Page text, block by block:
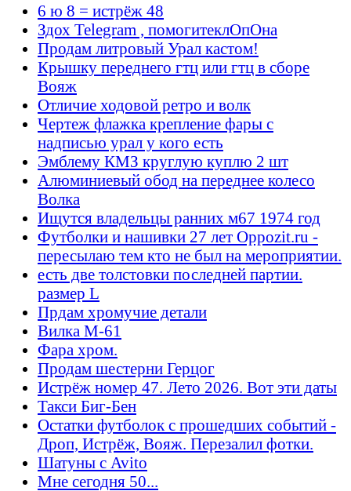
6 ю 8 = истрёж 48
Здох Telegram , помогитеклОпОна
Продам литровый Урал кастом!
Крышку переднего гтц или гтц в сборе
Вояж
Отличие ходовой ретро и волк
Чертеж флажка крепление фары с
надписью урал у кого есть
Эмблему КМЗ круглую куплю 2 шт
Алюминиевый обод на переднее колесо
Волка
Ищутся владельцы ранних м67 1974 год
Футболки и нашивки 27 лет Oppozit.ru -
пересылаю тем кто не был на мероприятии.
есть две толстовки последней партии.
размер L
Прдам хромучие детали
Вилка М-61
Фара хром.
Продам шестерни Герцог
Истрёж номер 47. Лето 2026. Вот эти даты
Такси Биг-Бен
Остатки футболок с прошедших событий -
Дроп, Истрёж, Вояж. Перезалил фотки.
Шатуны с Avito
Мне сегодня 50...